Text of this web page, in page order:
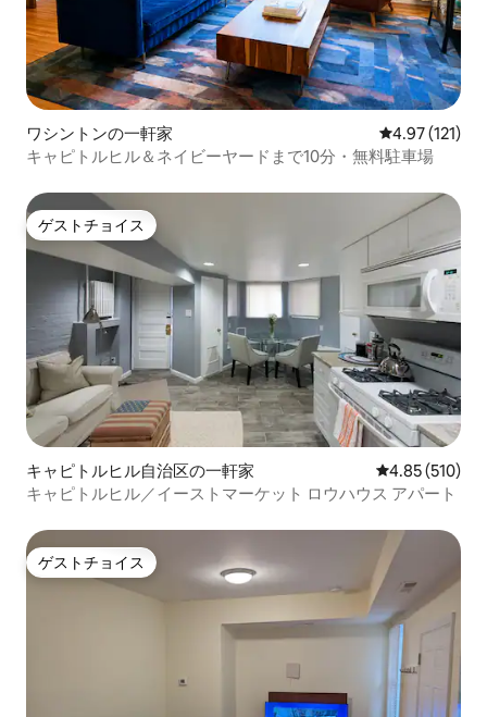
ワシントンの一軒家 レビュー121
4.97 (121)
キャピトルヒル＆ネイビーヤードまで10分・無料駐車場
ゲストチョイス
ゲストチョイス
キャピトルヒル自治区の一軒家 レビュー510
4.85 (510)
キャピトルヒル／イーストマーケット ロウハウス アパート
ゲストチョイス
ゲストチョイス